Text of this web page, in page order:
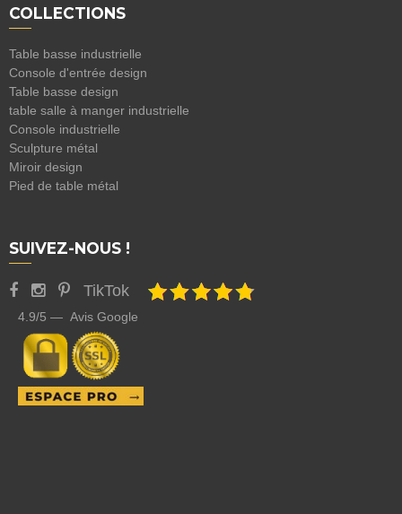
COLLECTIONS
Table basse industrielle
Console d'entrée design
Table basse design
table salle à manger industrielle
Console industrielle
Sculpture métal
Miroir design
Pied de table métal
SUIVEZ-NOUS !
TikTok
4.9/5 — Avis Google